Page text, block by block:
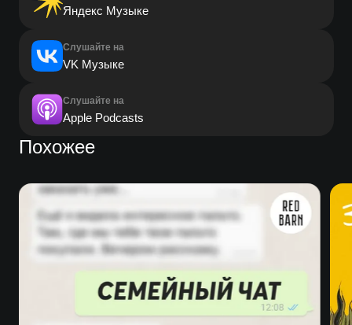
Яндекс Музыке
Слушайте на
VK Музыке
Слушайте на
Apple Podcasts
Похожее